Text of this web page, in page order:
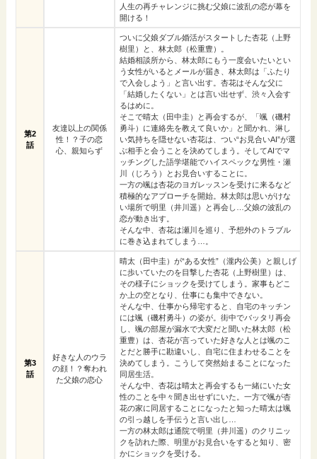
人生の再チャレンジに挑む父娘に波乱の恋が幕を
開ける！
第2
話
友達以上の関係
性！？子の恋
心、親知らず
ついに父娘ダブル婚活がスタートした杏花（上野
樹里）と、林太郎（松重豊）。
結婚相談所から、林太郎にもう一度会いたいとい
う女性がいるとメールが届き、林太郎は「ふたり
で入会しよう」と言い出す。杏花はそんな父に
「結婚したくない」とは言い出せず、渋々入会す
るはめに。
そこで晴太（田中圭）と再会するが、「颯（磯村
勇斗）に連絡先を教えて良いか」と聞かれ、淋し
い気持ちを隠せない杏花は、つい“お見合いAI”が選
ぶ相手と会うことを決めてしまう。そしてAIでマ
ッチングした語学堪能でハイスペックな男性・瀬
川（じろう）とお見合いすることに。
一方の颯は杏花のヨガレッスンを受けに来るなど
積極的なアプローチを開始。林太郎は思いがけな
い場所で明里（井川遥）と再会し…父娘の波乱の
恋が動き出す。
そんな中、杏花は瀬川を巡り、予想外のトラブル
に巻き込まれてしまう…。
第3
話
好きな人のウラ
の顔！？奪われ
た父娘の恋心
晴太（田中圭）が“ある女性”（瀧内公美）と親しげ
に歩いていたのを目撃した杏花（上野樹里）は、
その様子にショックを受けてしまう。家事もどこ
か上の空となり、仕事にも集中できない。
そんな中、仕事から帰宅すると、自宅のキッチン
には颯（磯村勇斗）の姿が。街中でバッタリ再会
し、颯の部屋が漏水で大変だと聞いた林太郎（松
重豊）は、杏花が言っていた好きな人とは颯のこ
とだと勝手に勘違いし、自宅に住まわせることを
決めてしまう。こうして突然始まることになった
同居生活。
そんな中、杏花は晴太と再会するも一緒にいた女
性のことを中々聞き出せずにいた。一方で颯が杏
花の家に同居することになったと知った晴太は颯
の引っ越しを手伝うと言い出し…
一方の林太郎は通院で明里（井川遥）のクリニッ
クを訪れた際、明里がお見合いをすると知り、密
かにショックを受ける。